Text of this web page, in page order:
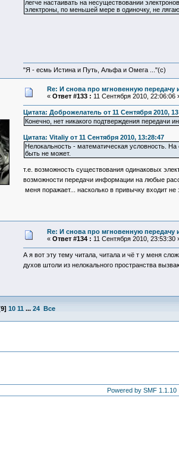
легче настаивать на несуществовании
электроны, по меньшей мере в одиночку, не
"Я - есмь Истина и Путь, Альфа и Омега ..."(с)
Re: И снова про мгновенную
« Ответ #133 : 11 Сентября 2010, 22:06:06
Цитата: Доброжелатель от 11 Сентября 2010,
Конечно, нет никакого подтверждения передачи
Цитата: Vitaliy от 11 Сентября 2010, 13:28:47
Нелокальность - математическая условность.
быть не может.
т.е. возможность существования одинаковых
возможности передачи информации на любые
меня поражает... насколько в привычку входит
Re: И снова про мгновенную
« Ответ #134 : 11 Сентября 2010, 23:53:30
А я вот эту тему читала, читала и чё т у меня
духов штоли из нелокального пространства
9] 10 11 ... 24 Все
Powered by SMF 1.1.10